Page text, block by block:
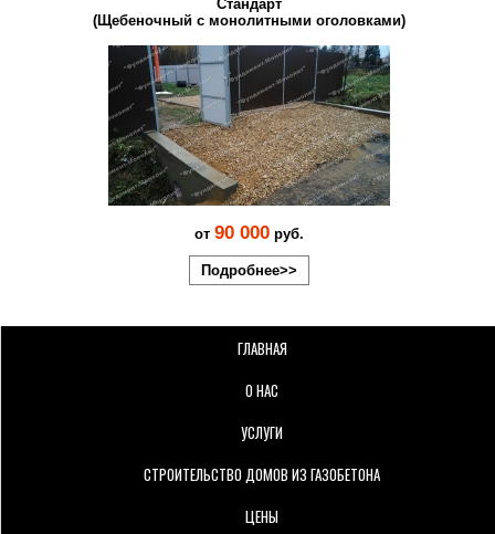
Стандарт
(Щебеночный с монолитными оголовками)
от 90 000руб.
Подробнее>>
ГЛАВНАЯ
О НАС
УСЛУГИ
СТРОИТЕЛЬСТВО ДОМОВ ИЗ ГАЗОБЕТОНА
ЦЕНЫ